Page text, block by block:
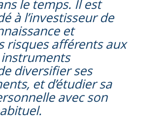
le temps. Il est
à l’investisseur de
et
risques afférents aux
diversifier ses
et d’étudier sa
avec son